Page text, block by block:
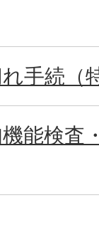
手続（
能検査